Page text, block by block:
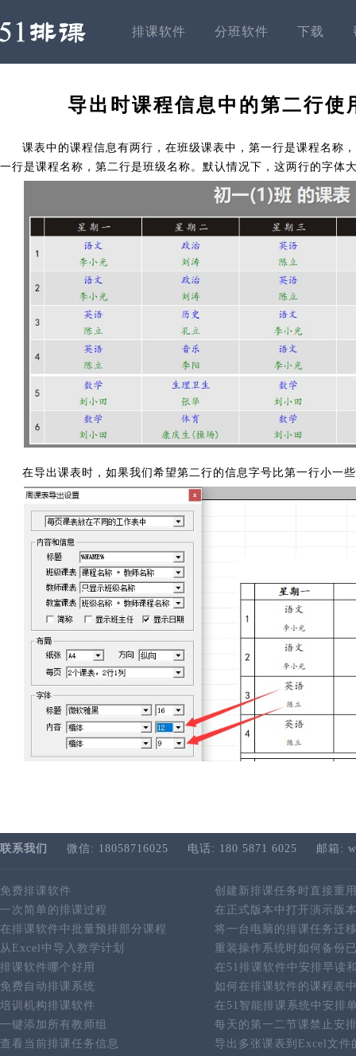
排课软件 分班软件 下载
导出时课程信息中的第二行使
课表中的课程信息有两行，在班级课表中，第一行是课程名称
一行是课程名称，第二行是班级名称。默认情况下，这两行的字体
在导出课表时，如果我们希望第二行的信息字号比第一行小一
联系我们 微信: 18058716025 电话: 180 5871 6025 邮箱:
免费排课软件
创建新排课任务时直接重
一次简单的排课过程
在正式版本中打开演示版
在排课软件中批量预排部分课程
将一台电脑的排课任务迁
从Excel中导入教学计划
重装操作系统时如何备份
排课软件哪个好用
在51排课软件中安排早读
免费自动排课系统
如何在排课软件的课程表
培训机构排课软件
在51智能排课系统中安排
一键添加所有教师组
每天的第一二节课禁止安
查看当前排课任务信息
导出多张课表到Excel文件